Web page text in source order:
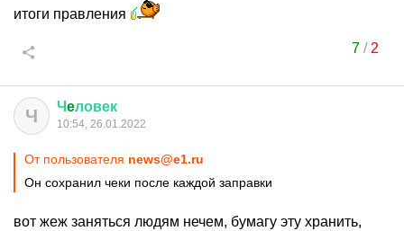
итоги правления
7/ 2
Ч Чeловек
10:54, 26.01.2022
От пользователя news@e1.ru
Он сохранил чеки после каждой заправки
вот жеж заняться людям нечем, бумагу эту хранить,